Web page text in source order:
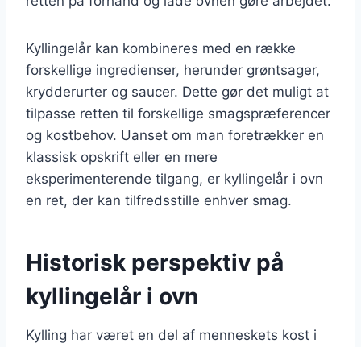
Kyllingelår kan kombineres med en række
forskellige ingredienser, herunder grøntsager,
krydderurter og saucer. Dette gør det muligt at
tilpasse retten til forskellige smagspræferencer
og kostbehov. Uanset om man foretrækker en
klassisk opskrift eller en mere
eksperimenterende tilgang, er kyllingelår i ovn
en ret, der kan tilfredsstille enhver smag.
Historisk perspektiv på
kyllingelår i ovn
Kylling har været en del af menneskets kost i